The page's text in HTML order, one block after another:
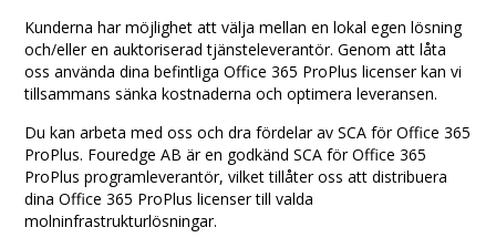
Kunderna har möjlighet att välja mellan en lokal egen lösning
och/eller en auktoriserad tjänsteleverantör. Genom att låta
oss använda dina befintliga Office 365 ProPlus licenser kan vi
tillsammans sänka kostnaderna och optimera leveransen.
Du kan arbeta med oss och dra fördelar av SCA för Office 365
ProPlus. Fouredge AB är en godkänd SCA för Office 365
ProPlus programleverantör, vilket tillåter oss att distribuera
dina Office 365 ProPlus licenser till valda
molninfrastrukturlösningar.